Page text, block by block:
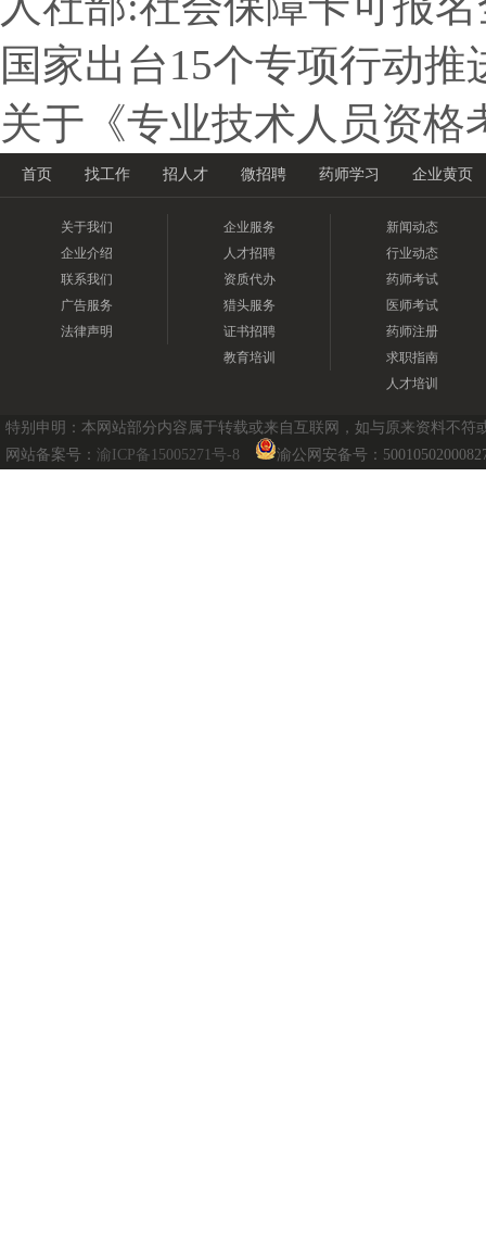
国家出台15个专项行动推
关于《专业技术人员资格
首页 找工作 招人才 微招聘 药师学习 企业黄页
关于我们
企业介绍
联系我们
广告服务
法律声明
企业服务
人才招聘
资质代办
猎头服务
证书招聘
教育培训
新闻动态
行业动态
药师考试
医师考试
药师注册
求职指南
人才培训
特别申明：本网站部分内容属于转载或来自互联网，如与原来资料不
网站备案号： 渝ICP备15005271号-8 渝公网安备号：